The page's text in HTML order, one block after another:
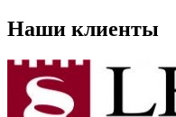
Наши клиенты